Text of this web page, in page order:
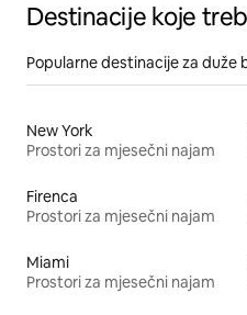
Destinacije koje
Popularne destinacije za duže
New York
Prostori za mjesečni najam
Firenca
Prostori za mjesečni najam
Miami
Prostori za mjesečni najam